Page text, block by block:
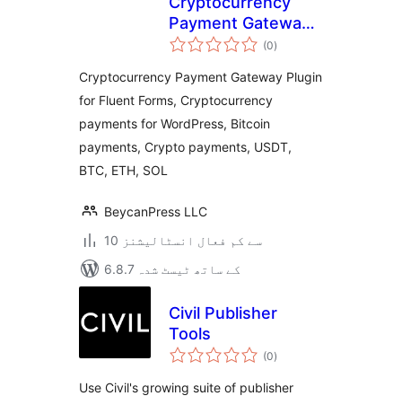
Payment Gateway
for Fluent Forms by
(0مجموعی
درجہ
)
Cryptocurrency Payment Gateway Plugin
for Fluent Forms, Cryptocurrency
payments for WordPress, Bitcoin
payments, Crypto payments, USDT,
BTC, ETH, SOL
BeycanPress LLC
10 سے کم فعال انسٹالیشنز
6.8.7 کے ساتھ ٹیسٹ شدہ
Civil Publisher
Tools
(0مجموعی
درجہ
)
Use Civil's growing suite of publisher